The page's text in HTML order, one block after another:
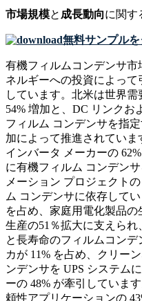
市場規模と 成長動向に関す
無料サンプル
有機フィルムコンデンサ
ネルギーへの投資によっ
しています。北米は世界
54% 増加と、DC リンクお
フィルム コンデンサを指
加によって推進されていま
インバータ メーカーの
に有機フィルム コンデン
メーション プロジェクト
ム コンデンサに依存して
を占め、家庭用電化製品
生産の51％拡大に支えら
と長寿命のフィルムコン
カが 11% を占め、クリー
ンデンサを UPS システム
ーの 48% が牽引していま
頼性アプリケーションの